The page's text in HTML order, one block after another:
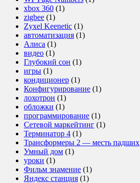
xbox 360 (1)
zigbee (1)
Zyxel Keenetic (1)
автоматизация (1)
Алиса (1)
видео (1)
Глубокий сон (1)
игры (1)
кондиционер (1)
Конфигурирование (1)
лохотрон (1)
обложки (1)
программирование (1)
Сетевой маркейтинг (1)
Терминатор 4 (1)
Трансформеры 2 — месть падших
Умный дом (1)
уроки (1)
Фильм знамение (1)
Яндекс станция (1)